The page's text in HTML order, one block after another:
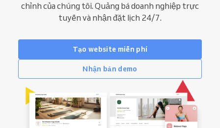
chỉnh của chúng tôi. Quảng bá doanh nghiệp trực
tuyến và nhận đặt lịch 24/7.
Tạo website miễn phí
Nhận bản demo